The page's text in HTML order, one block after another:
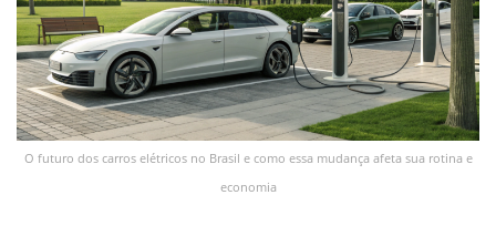
O futuro dos carros elétricos no Brasil e como essa mudança afeta sua rotina e
economia